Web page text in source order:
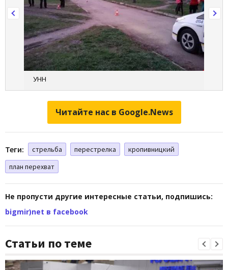
УНН
Читайте нас в Google.News
Теги: стрельба перестрелка
кропивницкий
план перехват
Не пропусти другие интересные статьи, подпишись:
bigmir)net в facebook
Статьи по теме